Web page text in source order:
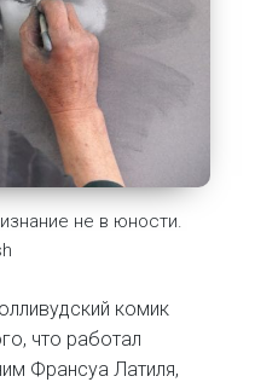
не в юности.
комик
что работал
Франсуа Латиля,